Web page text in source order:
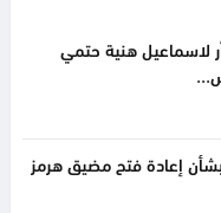
لاسماعيل هنية حتمي
إعادة فتح مضيق هرمز